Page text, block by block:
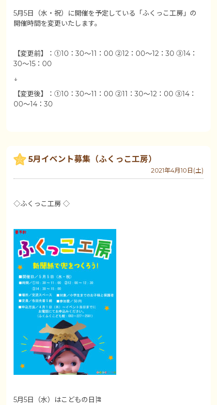
5月5日（水・祝）に開催を予定している「ふくっこ工房」の
開催時間を変更いたします。
【変更前】：①10：30～11：00 ②12：00～12：30 ③14：
30～15：00
↓
【変更後】：①10：30～11：00 ②11：30～12：00 ③14：
00～14：30
5月イベント募集（ふくっこ工房）
2021年4月10日(土)
◇ふくっこ工房 ◇
5月5日（水）はこどもの日🎏